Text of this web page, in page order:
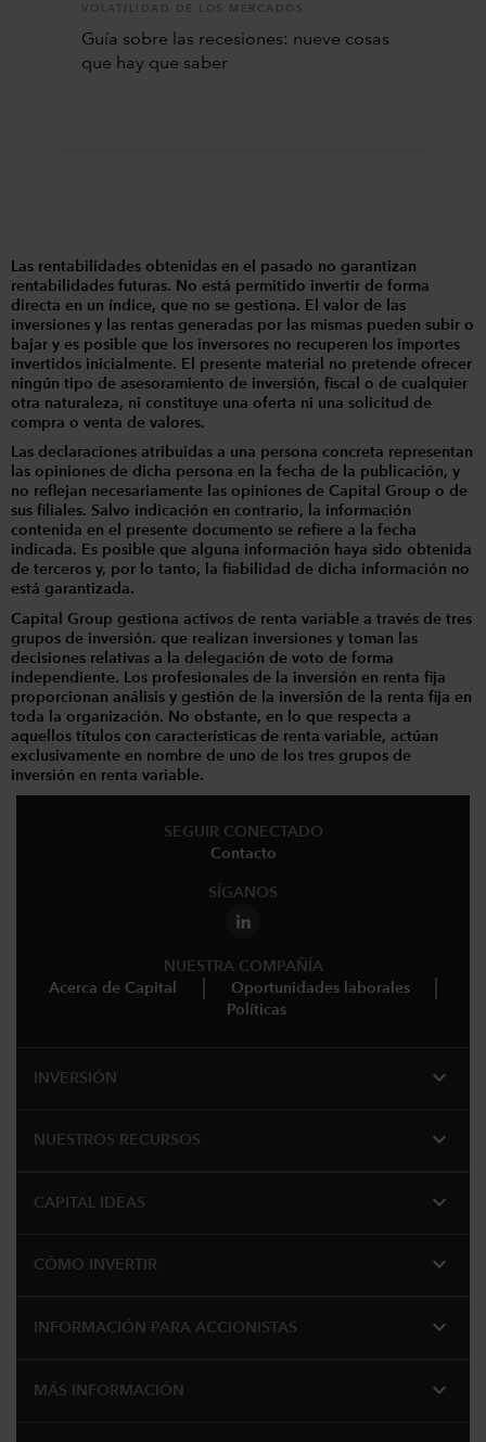
VOLATILIDAD DE LOS MERCADOS
Guía sobre las recesiones: nueve cosas
que hay que saber
Las rentabilidades obtenidas en el pasado no garantizan
rentabilidades futuras. No está permitido invertir de forma
directa en un índice, que no se gestiona. El valor de las
inversiones y las rentas generadas por las mismas pueden subir o
bajar y es posible que los inversores no recuperen los importes
invertidos inicialmente. El presente material no pretende ofrecer
ningún tipo de asesoramiento de inversión, fiscal o de cualquier
otra naturaleza, ni constituye una oferta ni una solicitud de
compra o venta de valores.
Las declaraciones atribuidas a una persona concreta representan
las opiniones de dicha persona en la fecha de la publicación, y
no reflejan necesariamente las opiniones de Capital Group o de
sus filiales. Salvo indicación en contrario, la información
contenida en el presente documento se refiere a la fecha
indicada. Es posible que alguna información haya sido obtenida
de terceros y, por lo tanto, la fiabilidad de dicha información no
está garantizada.
Capital Group gestiona activos de renta variable a través de tres
grupos de inversión. que realizan inversiones y toman las
decisiones relativas a la delegación de voto de forma
independiente. Los profesionales de la inversión en renta fija
proporcionan análisis y gestión de la inversión de la renta fija en
toda la organización. No obstante, en lo que respecta a
aquellos títulos con características de renta variable, actúan
exclusivamente en nombre de uno de los tres grupos de
inversión en renta variable.
SEGUIR CONECTADO
Contacto
SÍGANOS
NUESTRA COMPAÑÍA
Acerca de Capital
Oportunidades laborales
Políticas
INVERSIÓN expand_more
NUESTROS RECURSOS expand_more
CAPITAL IDEAS expand_more
CÓMO INVERTIR expand_more
INFORMACIÓN PARA ACCIONISTAS expand_more
MÁS INFORMACIÓN expand_more